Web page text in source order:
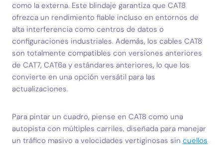
como la externa. Este blindaje garantiza que CAT8
ofrezca un rendimiento fiable incluso en entornos de
alta interferencia como centros de datos o
configuraciones industriales. Además, los cables CAT8
son totalmente compatibles con versiones anteriores
de CAT7, CAT6a y estándares anteriores, lo que los
convierte en una opción versátil para las
actualizaciones.
Para pintar un cuadro, piense en CAT8 como una
autopista con múltiples carriles, diseñada para manejar
un tráfico masivo a velocidades vertiginosas sin cuellos